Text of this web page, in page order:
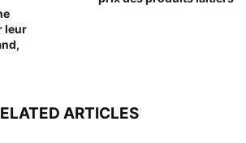
leur
ARTICLES